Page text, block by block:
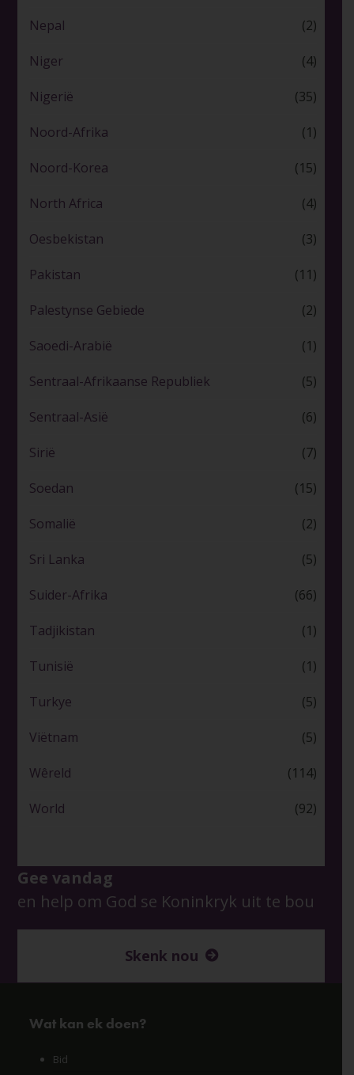
Nepal (2)
Niger (4)
Nigerië (35)
Noord-Afrika (1)
Noord-Korea (15)
North Africa (4)
Oesbekistan (3)
Pakistan (11)
Palestynse Gebiede (2)
Saoedi-Arabië (1)
Sentraal-Afrikaanse Republiek (5)
Sentraal-Asië (6)
Sirië (7)
Soedan (15)
Somalië (2)
Sri Lanka (5)
Suider-Afrika (66)
Tadjikistan (1)
Tunisië (1)
Turkye (5)
Viëtnam (5)
Wêreld (114)
World (92)
Gee vandag
en help om God se Koninkryk uit te bou
Skenk nou
Wat kan ek doen?
Bid